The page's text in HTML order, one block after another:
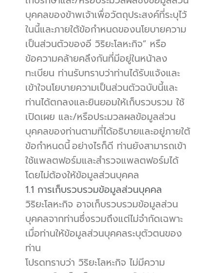
บุคคลของข้าพเจ้าเพื่อวัตถุประสงค์ที่ระบุไว้
ในนี้และภายใต้ข้อกำหนดของนโยบายความ
เป็นส่วนตัวของอี วิริยะโลหะกิจ” หรือ
ข้อความคล้ายคลึงกันที่มีอยู่ในหน้าลง
ทะเบียน ท่านรับทราบว่าท่านได้รับแจ้งและ
เข้าใจนโยบายความเป็นส่วนตัวฉบับนี้และ
ท่านได้ตกลงและยินยอมให้เก็บรวบรวม ใช้
เปิดเผย และ/หรือประมวลผลข้อมูลส่วน
บุคคลของท่านตามที่ได้อธิบายและอยู่ภายใต้
ข้อกำหนดนี้ อย่างไรก็ดี ท่านยังสามารถเข้า
ใช้แพลตฟอร์มและสำรวจแพลตฟอร์มได้
โดยไม่ต้องให้ข้อมูลส่วนบุคคล
1.1 การเก็บรวบรวมข้อมูลส่วนบุคคล
วิริยะโลหะกิจ อาจเก็บรวบรวมข้อมูลส่วน
บุคคลจากท่านซึ่งรวมถึงแต่ไม่จำกัดเฉพาะ
เมื่อท่านให้ข้อมูลส่วนบุคคลระบุตัวตนของ
ท่าน
โปรดทราบว่า วิริยะโลหะกิจ ไม่มีความ